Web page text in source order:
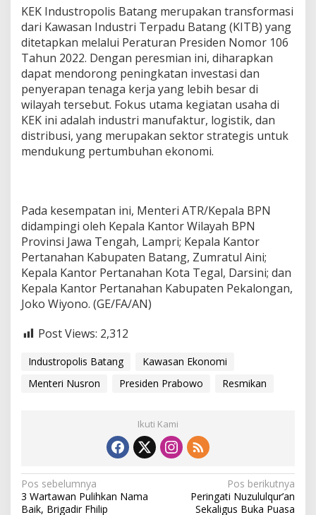
i
k
a
n
K
a
w
a
s
a
n
E
m
i
K
h
u
s
u
s
n
s
t
a
t
KEK Industropolis Batang merupakan transformasi
dari Kawasan Industri Terpadu Batang (KITB) yang
ditetapkan melalui Peraturan Presiden Nomor 106
Tahun 2022. Dengan peresmian ini, diharapkan
dapat mendorong peningkatan investasi dan
penyerapan tenaga kerja yang lebih besar di
wilayah tersebut. Fokus utama kegiatan usaha di
KEK ini adalah industri manufaktur, logistik, dan
distribusi, yang merupakan sektor strategis untuk
mendukung pertumbuhan ekonomi.
Pada kesempatan ini, Menteri ATR/Kepala BPN
didampingi oleh Kepala Kantor Wilayah BPN
Provinsi Jawa Tengah, Lampri; Kepala Kantor
Pertanahan Kabupaten Batang, Zumratul Aini;
Kepala Kantor Pertanahan Kota Tegal, Darsini; dan
Kepala Kantor Pertanahan Kabupaten Pekalongan,
Joko Wiyono. (GE/FA/AN)
Post Views: 2,312
Industropolis Batang
Kawasan Ekonomi
Menteri Nusron
Presiden Prabowo Resmikan
Ikuti Kami
N
a
Pos sebelumnya
3 Wartawan Pulihkan Nama
Baik, Brigadir Fhilip
Pos berikutnya
Peringati Nuzululqur’an
Sekaligus Buka Puasa